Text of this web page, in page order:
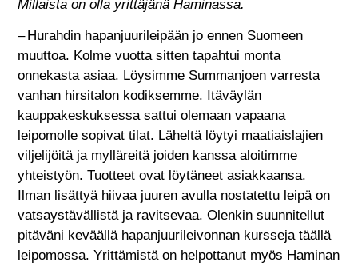
Millaista on olla yrittäjänä Haminassa.
– Hurahdin hapanjuurileipään jo ennen Suomeen
muuttoa. Kolme vuotta sitten tapahtui monta
onnekasta asiaa. Löysimme Summanjoen varresta
vanhan hirsitalon kodiksemme. Itäväylän
kauppakeskuksessa sattui olemaan vapaana
leipomolle sopivat tilat. Läheltä löytyi maatiaislajien
viljelijöitä ja mylläreitä joiden kanssa aloitimme
yhteistyön. Tuotteet ovat löytäneet asiakkaansa.
Ilman lisättyä hiivaa juuren avulla nostatettu leipä on
vatsaystävällistä ja ravitsevaa. Olenkin suunnitellut
pitäväni keväällä hapanjuurileivonnan kursseja täällä
leipomossa. Yrittämistä on helpottanut myös Haminan